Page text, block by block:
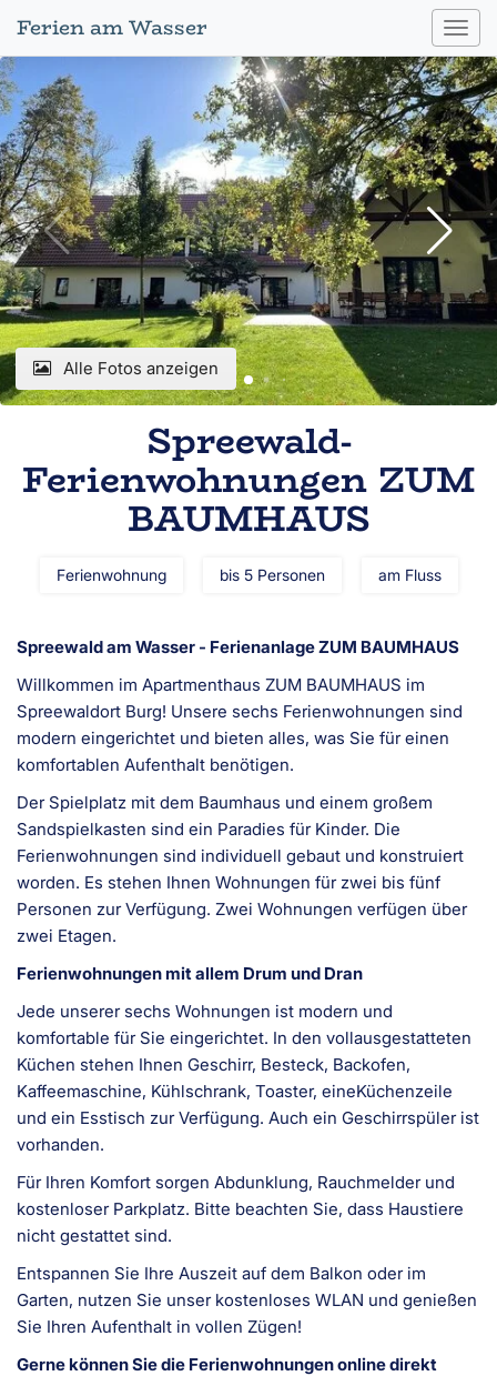
Ferien am Wasser
Alle Fotos anzeigen
Spreewald-
Ferienwohnungen ZUM
BAUMHAUS
Ferienwohnung bis 5 Personen am Fluss
Spreewald am Wasser - Ferienanlage ZUM BAUMHAUS
Willkommen im Apartmenthaus ZUM BAUMHAUS im
Spreewaldort Burg! Unsere sechs Ferienwohnungen sind
modern eingerichtet und bieten alles, was Sie für einen
komfortablen Aufenthalt benötigen.
Der Spielplatz mit dem Baumhaus und einem großem
Sandspielkasten sind ein Paradies für Kinder. Die
Ferienwohnungen sind individuell gebaut und konstruiert
worden. Es stehen Ihnen Wohnungen für zwei bis fünf
Personen zur Verfügung. Zwei Wohnungen verfügen über
zwei Etagen.
Ferienwohnungen mit allem Drum und Dran
Jede unserer sechs Wohnungen ist modern und
komfortable für Sie eingerichtet. In den vollausgestatteten
Küchen stehen Ihnen Geschirr, Besteck, Backofen,
Kaffeemaschine, Kühlschrank, Toaster, eineKüchenzeile
und ein Esstisch zur Verfügung. Auch ein Geschirrspüler ist
vorhanden.
Für Ihren Komfort sorgen Abdunklung, Rauchmelder und
kostenloser Parkplatz. Bitte beachten Sie, dass Haustiere
nicht gestattet sind.
Entspannen Sie Ihre Auszeit auf dem Balkon oder im
Garten, nutzen Sie unser kostenloses WLAN und genießen
Sie Ihren Aufenthalt in vollen Zügen!
Gerne können Sie die Ferienwohnungen online direkt